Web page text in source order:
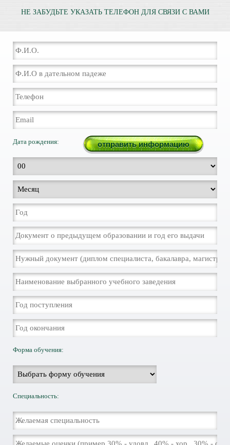
НЕ ЗАБУДЬТЕ УКАЗАТЬ ТЕЛЕФОН ДЛЯ СВЯЗИ С ВАМИ
Дата рождения:
Форма обучения:
Специальность: